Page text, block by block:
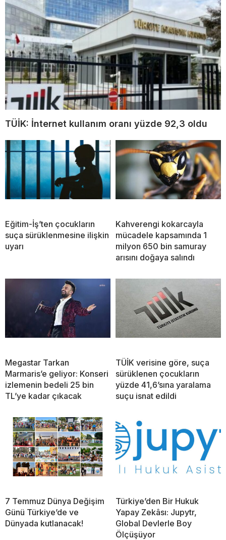
TÜİK: İnternet kullanım oranı yüzde 92,3 oldu
Eğitim-İş’ten çocukların
suça sürüklenmesine ilişkin
uyarı
Kahverengi kokarcayla
mücadele kapsamında 1
milyon 650 bin samuray
arısını doğaya salındı
Megastar Tarkan
Marmaris’e geliyor: Konseri
izlemenin bedeli 25 bin
TL’ye kadar çıkacak
TÜİK verisine göre, suça
sürüklenen çocukların
yüzde 41,6’sına yaralama
suçu isnat edildi
7 Temmuz Dünya Değişim
Günü Türkiye’de ve
Dünyada kutlanacak!
Türkiye’den Bir Hukuk
Yapay Zekâsı: Jupytr,
Global Devlerle Boy
Ölçüşüyor